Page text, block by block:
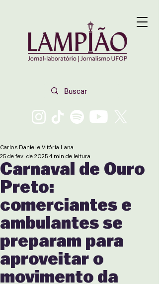
Carnaval de Ouro
Preto:
comerciantes e
ambulantes se
preparam para
aproveitar o
movimento da
Carlos Daniel e Vitória Lana
25 de fev. de 2025 4 min de leitura